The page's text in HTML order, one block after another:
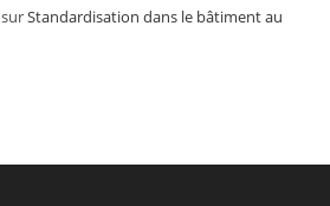
surStandardisation dans le bâtiment au